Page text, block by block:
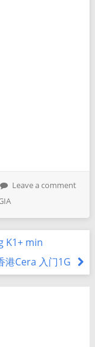
Leave a comment
K1+ min
港Cera 入门1G